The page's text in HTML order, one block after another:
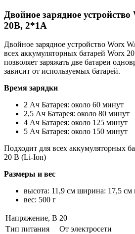
Двойное зарядное
20В, 2*1A
Двойное зарядное устройство Worx
всех аккумуляторных батарей Worx
позволяет заряжать две батареи
зависит от используемых батарей.
Время зарядки
2 Ач Батарея: около 60 минут
2,5 Ач Батарея: около 80 минут
4 Ач Батарея: около 125 минут
5 Ач Батарея: около 150 минут
Подходит для всех аккумуляторных
20 В (Li-Ion)
Размеры и вес
высота: 11,9 см ширина: 17,5 см
вес: 500 г
Напряжение, В 20
Тип питания
От электросети